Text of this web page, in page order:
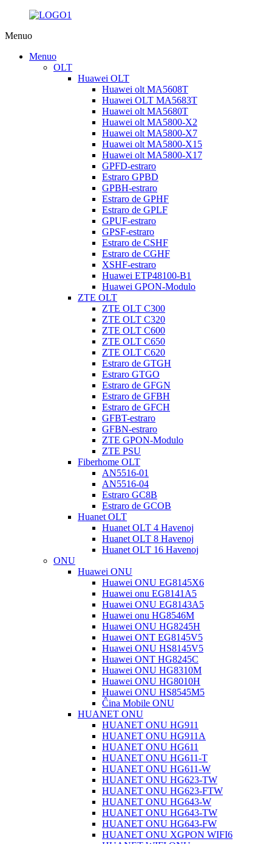
Menuo
Menuo
OLT
Huawei OLT
Huawei olt MA5608T
Huawei OLT MA5683T
Huawei olt MA5680T
Huawei olt MA5800-X2
Huawei olt MA5800-X7
Huawei olt MA5800-X15
Huawei olt MA5800-X17
GPFD-estraro
Estraro GPBD
GPBH-estraro
Estraro de GPHF
Estraro de GPLF
GPUF-estraro
GPSF-estraro
Estraro de CSHF
Estraro de CGHF
XSHF-estraro
Huawei ETP48100-B1
Huawei GPON-Modulo
ZTE OLT
ZTE OLT C300
ZTE OLT C320
ZTE OLT C600
ZTE OLT C650
ZTE OLT C620
Estraro de GTGH
Estraro GTGO
Estraro de GFGN
Estraro de GFBH
Estraro de GFCH
GFBT-estraro
GFBN-estraro
ZTE GPON-Modulo
ZTE PSU
Fiberhome OLT
AN5516-01
AN5516-04
Estraro GC8B
Estraro de GCOB
Huanet OLT
Huanet OLT 4 Havenoj
Huanet OLT 8 Havenoj
Huanet OLT 16 Havenoj
ONU
Huawei ONU
Huawei ONU EG8145X6
Huawei onu EG8141A5
Huawei ONU EG8143A5
Huawei onu HG8546M
Huawei ONU HG8245H
Huawei ONT EG8145V5
Huawei ONU HS8145V5
Huawei ONT HG8245C
Huawei ONU HG8310M
Huawei ONU HG8010H
Huawei ONU HS8545M5
Ĉina Mobile ONU
HUANET ONU
HUANET ONU HG911
HUANET ONU HG911A
HUANET ONU HG611
HUANET ONU HG611-T
HUANET ONU HG611-W
HUANET ONU HG623-TW
HUANET ONU HG623-FTW
HUANET ONU HG643-W
HUANET ONU HG643-TW
HUANET ONU HG643-FW
HUANET ONU XGPON WIFI6